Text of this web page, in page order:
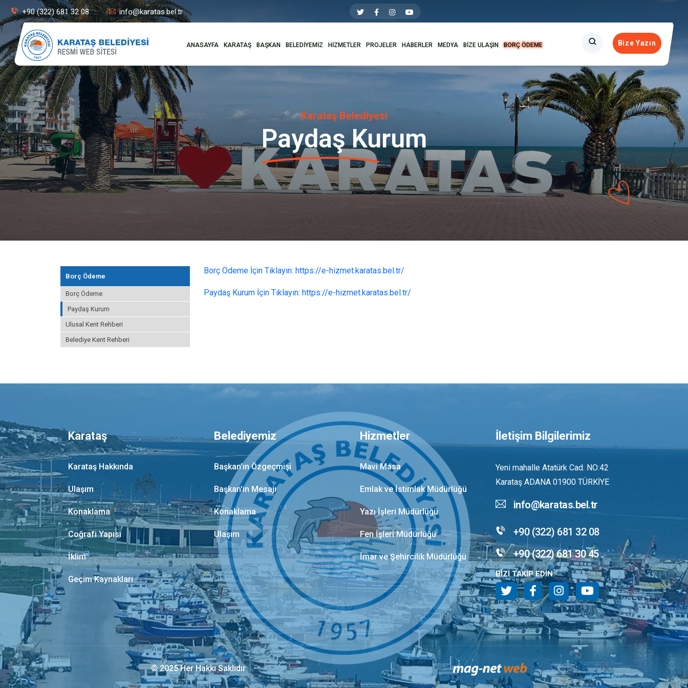
+90 (322) 681 32 08 info@karatas.bel.tr
ANASAYFA KARATAŞ BAŞKAN BELEDİYEMİZ HİZMETLER PROJELER HABERLER MEDYA BİZE ULAŞIN BORÇ ÖDEME Bize Yazın
Karataş Belediyesi
Paydaş Kurum
Borç Ödeme
Borç Ödeme
Paydaş Kurum
Ulusal Kent Rehberi
Belediye Kent Rehberi
Borç Ödeme İçin Tıklayın: https://e-hizmet.karatas.bel.tr/
Paydaş Kurum İçin Tıklayın: https://e-hizmet.karatas.bel.tr/
Karataş
Karataş Hakkında
Ulaşım
Konaklama
Coğrafi Yapısı
İklim
Geçim Kaynakları
Belediyemiz
Başkan’ın Özgeçmişi
Başkan'ın Mesajı
Konaklama
Ulaşım
Hizmetler
Mavi Masa
Emlak ve İstimlak Müdürlüğü
Yazı İşleri Müdürlüğü
Fen İşleri Müdürlüğü
İmar ve Şehircilik Müdürlüğü
İletişim Bilgilerimiz
Yeni mahalle Atatürk Cad. NO:42
Karataş ADANA 01900 TÜRKİYE
info@karatas.bel.tr
+90 (322) 681 32 08
+90 (322) 681 30 45
BİZİ TAKİP EDİN:
© 2025 Her Hakkı Saklıdır